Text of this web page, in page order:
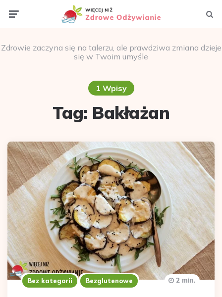
Zdrowie zaczyna się na talerzu, ale prawdziwa zmiana dzieje
się w Twoim umyśle
1 Wpisy
Tag: Bakłażan
Bez kategorii Bezglutenowe 2 min.